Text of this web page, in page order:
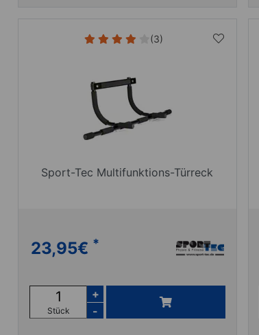
(3)
Sport-Tec Multifunktions-Türreck
23,95€ *
Stück
+
-